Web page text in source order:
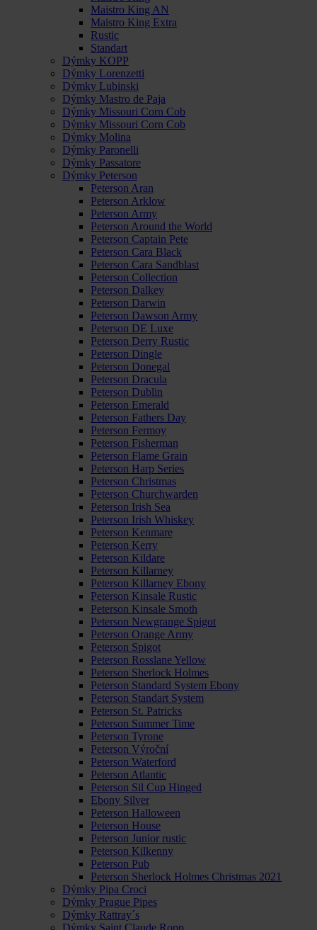
Maistro King AN
Maistro King Extra
Rustic
Standart
Dýmky KOPP
Dýmky Lorenzetti
Dýmky Lubinski
Dýmky Mastro de Paja
Dýmky Missouri Corn Cob
Dýmky Missouri Corn Cob
Dýmky Molina
Dýmky Paronelli
Dýmky Passatore
Dýmky Peterson
Peterson Aran
Peterson Arklow
Peterson Army
Peterson Around the World
Peterson Captain Pete
Peterson Cara Black
Peterson Cara Sandblast
Peterson Collection
Peterson Dalkey
Peterson Darwin
Peterson Dawson Army
Peterson DE Luxe
Peterson Derry Rustic
Peterson Dingle
Peterson Donegal
Peterson Dracula
Peterson Dublin
Peterson Emerald
Peterson Fathers Day
Peterson Fermoy
Peterson Fisherman
Peterson Flame Grain
Peterson Harp Series
Peterson Christmas
Peterson Churchwarden
Peterson Irish Sea
Peterson Irish Whiskey
Peterson Kenmare
Peterson Kerry
Peterson Kildare
Peterson Killarney
Peterson Killarney Ebony
Peterson Kinsale Rustic
Peterson Kinsale Smoth
Peterson Newgrange Spigot
Peterson Orange Army
Peterson Spigot
Peterson Rosslane Yellow
Peterson Sherlock Holmes
Peterson Standard System Ebony
Peterson Standart System
Peterson St. Patricks
Peterson Summer Time
Peterson Tyrone
Peterson Výroční
Peterson Waterford
Peterson Atlantic
Peterson Sil Cup Hinged
Ebony Silver
Peterson Halloween
Peterson House
Peterson Junior rustic
Peterson Kilkenny
Peterson Pub
Peterson Sherlock Holmes Christmas 2021
Dýmky Pipa Croci
Dýmky Prague Pipes
Dýmky Rattray´s
Dýmky Saint Claude Ropp